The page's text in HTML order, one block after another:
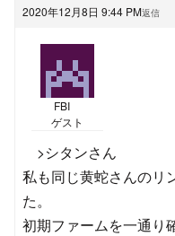
2020年12月8日 9:44 PM返信
FBI
ゲスト
>シタンさん
私も同じ黄蛇さんのリ
た。
初期ファームを一通り